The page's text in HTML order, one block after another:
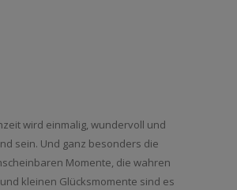
wird einmalig, wundervoll und
sein. Und ganz besonders die
Momente, die wahren
kleinen Glücksmomente sind es